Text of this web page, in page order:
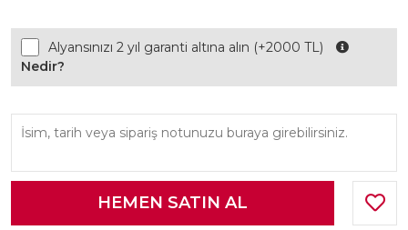
Alyansınızı 2 yıl garanti altına alın (+2000 TL)
Nedir?